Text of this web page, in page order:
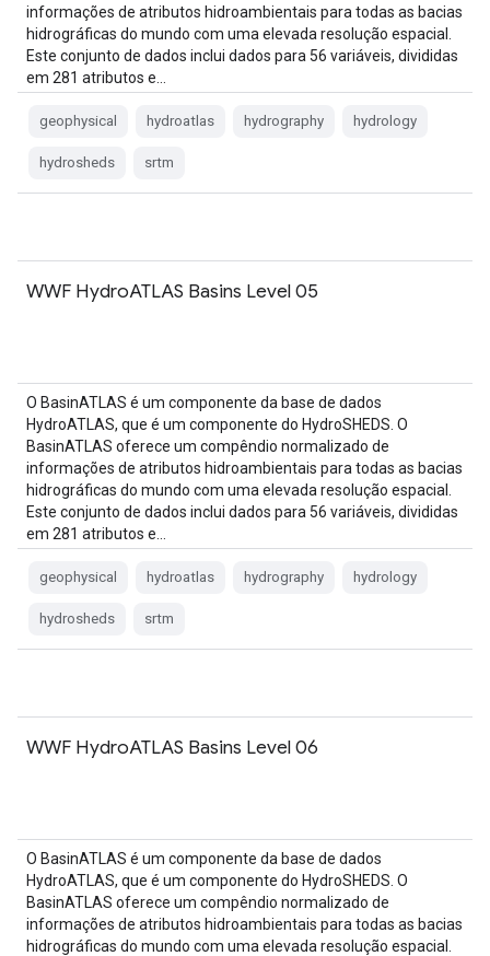
informações de atributos hidroambientais para todas as bacias
hidrográficas do mundo com uma elevada resolução espacial.
Este conjunto de dados inclui dados para 56 variáveis, divididas
em 281 atributos e…
geophysical hydroatlas hydrography hydrology
hydrosheds srtm
WWF HydroATLAS Basins Level 05
O BasinATLAS é um componente da base de dados
HydroATLAS, que é um componente do HydroSHEDS. O
BasinATLAS oferece um compêndio normalizado de
informações de atributos hidroambientais para todas as bacias
hidrográficas do mundo com uma elevada resolução espacial.
Este conjunto de dados inclui dados para 56 variáveis, divididas
em 281 atributos e…
geophysical hydroatlas hydrography hydrology
hydrosheds srtm
WWF HydroATLAS Basins Level 06
O BasinATLAS é um componente da base de dados
HydroATLAS, que é um componente do HydroSHEDS. O
BasinATLAS oferece um compêndio normalizado de
informações de atributos hidroambientais para todas as bacias
hidrográficas do mundo com uma elevada resolução espacial.